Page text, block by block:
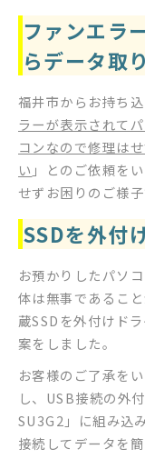
ファンエラ
らデータ取
福井市からお持ち
ラーが表示されて
コンなので修理は
い 」とのご依頼を
せずお困りのご様子
SSDを外付
お預かりしたパソ
体は無事であるこ
蔵SSDを外付けド
案をしました。
お客様のご了承を
し、USB接続の外
SU3G2」に組み込
接続してデータを